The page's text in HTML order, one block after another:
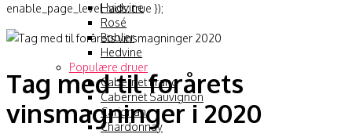
Hvidvine
Rosé
Bobler
Hedvine
Populære druer
Cabernet Franc
Cabernet Sauvignon
Carignan
Chardonnay
enable_page_level_ads: true });
Tag med til forårets
vinsmagninger i 2020